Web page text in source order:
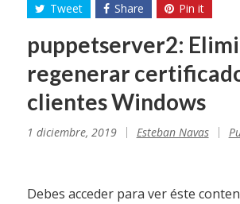
Tweet Share Pin it
puppetserver2:
regenerar
clientes Windows
1 diciembre, 2019 Esteban Navas
Debes acceder para ver éste